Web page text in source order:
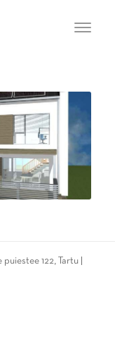
122, Tartu |